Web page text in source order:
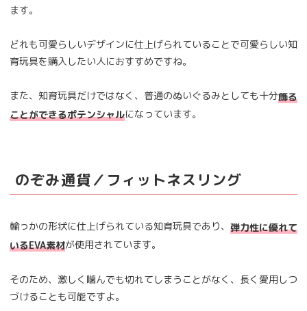
ます。
どれも可愛らしいデザインに仕上げられていることで可愛らしい知
育玩具を購入したい人におすすめですね。
また、知育玩具だけではなく、普通のぬいぐるみとしても十分飾る
ことができるポテンシャルになっています。
のぞみ通貨／フィットネスリング
輪っかの形状に仕上げられている知育玩具であり、 弾力性に優れて
いるEVA素材が使用されています。
そのため、激しく噛んでも切れてしまうことがなく、長く愛用しつ
づけることも可能ですよ。